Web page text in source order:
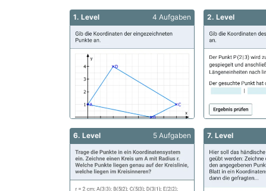
1. Level 4 Aufgaben 2. Level
6. Level 5 Aufgaben 7. Level